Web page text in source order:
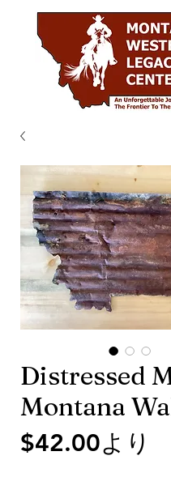
Distressed
Montana
$42.00より